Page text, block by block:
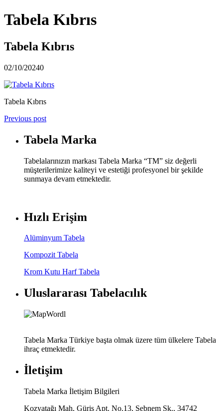
Tabela Kıbrıs
Tabela Kıbrıs
02/10/20240
Tabela Kıbrıs
Previous post
Tabela Marka
Tabelalarınızın markası Tabela Marka “TM” siz değerli
müşterilerimize kaliteyi ve estetiği profesyonel bir şekilde
sunmaya devam etmektedir.
Hızlı Erişim
Alüminyum Tabela
Kompozit Tabela
Krom Kutu Harf Tabela
Uluslararası Tabelacılık
Tabela Marka Türkiye başta olmak üzere tüm ülkelere Tabela
ihraç etmektedir.
İletişim
Tabela Marka İletişim Bilgileri
Kozyatağı Mah, Güriş Apt. No.13, Şebnem Sk., 34742